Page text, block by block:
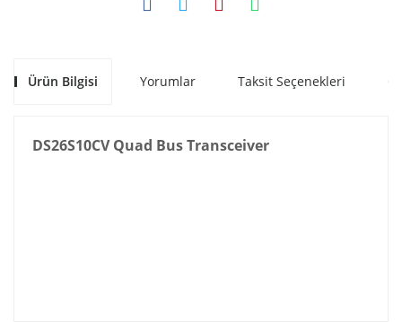
Ürün Bilgisi Yorumlar Taksit Seçenekleri
DS26S10CV Quad Bus Transceiver